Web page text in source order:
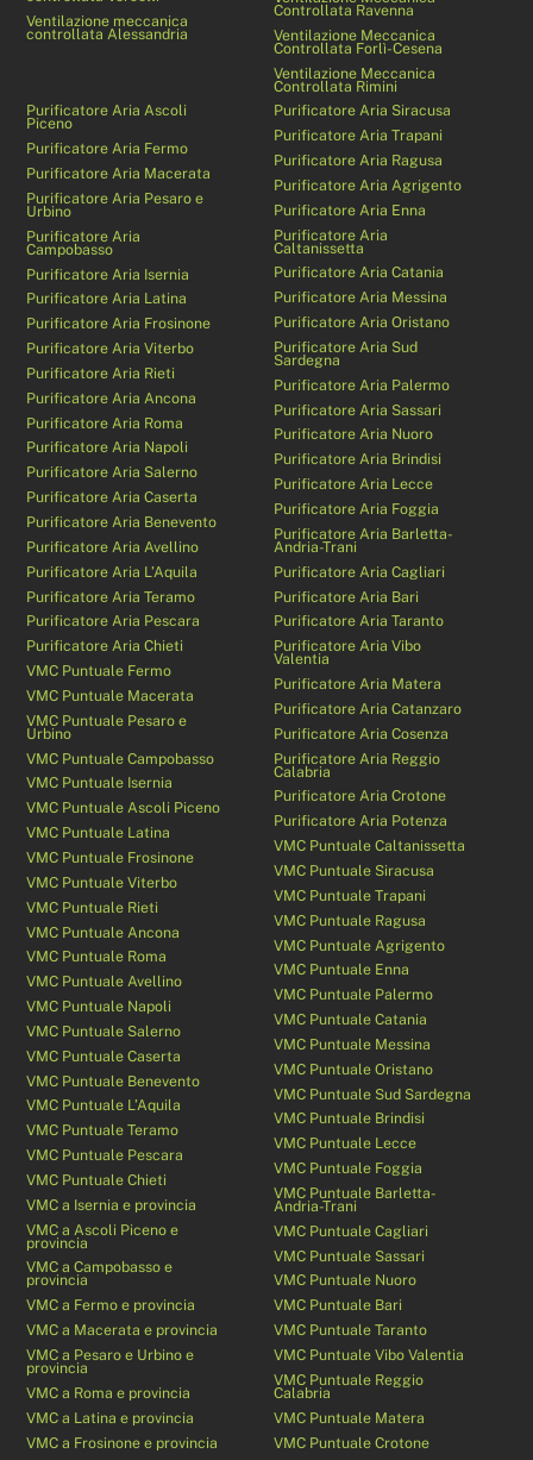
Ventilazione meccanica
controllata Alessandria
Controllata Ravenna
Ventilazione Meccanica
Controllata Forlì-Cesena
Ventilazione Meccanica
Controllata Rimini
Purificatore Aria Ascoli
Piceno
Purificatore Aria Fermo
Purificatore Aria Macerata
Purificatore Aria Pesaro e
Urbino
Purificatore Aria
Campobasso
Purificatore Aria Isernia
Purificatore Aria Latina
Purificatore Aria Frosinone
Purificatore Aria Viterbo
Purificatore Aria Rieti
Purificatore Aria Ancona
Purificatore Aria Roma
Purificatore Aria Napoli
Purificatore Aria Salerno
Purificatore Aria Caserta
Purificatore Aria Benevento
Purificatore Aria Avellino
Purificatore Aria L’Aquila
Purificatore Aria Teramo
Purificatore Aria Pescara
Purificatore Aria Chieti
VMC Puntuale Fermo
VMC Puntuale Macerata
VMC Puntuale Pesaro e
Urbino
VMC Puntuale Campobasso
VMC Puntuale Isernia
VMC Puntuale Ascoli Piceno
VMC Puntuale Latina
VMC Puntuale Frosinone
VMC Puntuale Viterbo
VMC Puntuale Rieti
VMC Puntuale Ancona
VMC Puntuale Roma
VMC Puntuale Avellino
VMC Puntuale Napoli
VMC Puntuale Salerno
VMC Puntuale Caserta
VMC Puntuale Benevento
VMC Puntuale L’Aquila
VMC Puntuale Teramo
VMC Puntuale Pescara
VMC Puntuale Chieti
VMC a Isernia e provincia
VMC a Ascoli Piceno e
provincia
VMC a Campobasso e
provincia
VMC a Fermo e provincia
VMC a Macerata e provincia
VMC a Pesaro e Urbino e
provincia
VMC a Roma e provincia
VMC a Latina e provincia
VMC a Frosinone e provincia
Purificatore Aria Siracusa
Purificatore Aria Trapani
Purificatore Aria Ragusa
Purificatore Aria Agrigento
Purificatore Aria Enna
Purificatore Aria
Caltanissetta
Purificatore Aria Catania
Purificatore Aria Messina
Purificatore Aria Oristano
Purificatore Aria Sud
Sardegna
Purificatore Aria Palermo
Purificatore Aria Sassari
Purificatore Aria Nuoro
Purificatore Aria Brindisi
Purificatore Aria Lecce
Purificatore Aria Foggia
Purificatore Aria Barletta-
Andria-Trani
Purificatore Aria Cagliari
Purificatore Aria Bari
Purificatore Aria Taranto
Purificatore Aria Vibo
Valentia
Purificatore Aria Matera
Purificatore Aria Catanzaro
Purificatore Aria Cosenza
Purificatore Aria Reggio
Calabria
Purificatore Aria Crotone
Purificatore Aria Potenza
VMC Puntuale Caltanissetta
VMC Puntuale Siracusa
VMC Puntuale Trapani
VMC Puntuale Ragusa
VMC Puntuale Agrigento
VMC Puntuale Enna
VMC Puntuale Palermo
VMC Puntuale Catania
VMC Puntuale Messina
VMC Puntuale Oristano
VMC Puntuale Sud Sardegna
VMC Puntuale Brindisi
VMC Puntuale Lecce
VMC Puntuale Foggia
VMC Puntuale Barletta-
Andria-Trani
VMC Puntuale Cagliari
VMC Puntuale Sassari
VMC Puntuale Nuoro
VMC Puntuale Bari
VMC Puntuale Taranto
VMC Puntuale Vibo Valentia
VMC Puntuale Reggio
Calabria
VMC Puntuale Matera
VMC Puntuale Crotone